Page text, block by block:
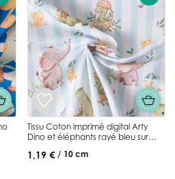
Tissu Coton imprimé digital Arty
Dino et éléphants rayé bleu sur
1,19 € / 10 cm